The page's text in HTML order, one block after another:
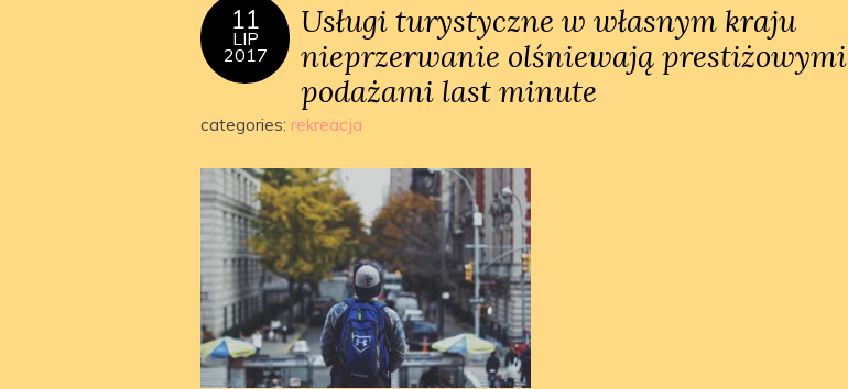
11
LIP
2017
Usługi turystyczne w własnym kraju
nieprzerwanie olśniewają prestiżowymi
podażami last minute
categories: rekreacja